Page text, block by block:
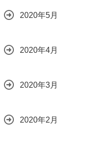
2020年5月
2020年4月
2020年3月
2020年2月